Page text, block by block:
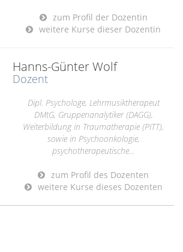
zum Profil der Dozentin
weitere Kurse dieser Dozentin
Hanns-Günter Wolf
Dozent
Dipl. Psychologe, Lehrmusiktherapeut
DMtG, Gruppenanalytiker (DAGG),
Weiterbildung in Traumatherapie (PITT),
sowie in Psychoonkologie,
psychotherapeutische...
zum Profil des Dozenten
weitere Kurse dieses Dozenten